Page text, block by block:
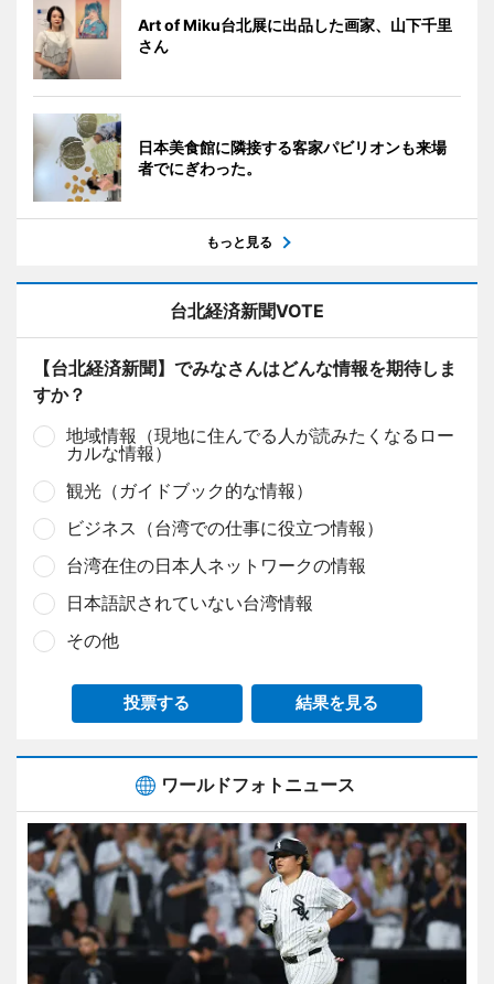
Art of Miku台北展に出品した画家、山下千里
さん
日本美食館に隣接する客家パビリオンも来場
者でにぎわった。
もっと見る
台北経済新聞VOTE
【台北経済新聞】でみなさんはどんな情報を期待しま
すか？
地域情報（現地に住んでる人が読みたくなるロー
カルな情報）
観光（ガイドブック的な情報）
ビジネス（台湾での仕事に役立つ情報）
台湾在住の日本人ネットワークの情報
日本語訳されていない台湾情報
その他
投票する 結果を見る
ワールドフォトニュース